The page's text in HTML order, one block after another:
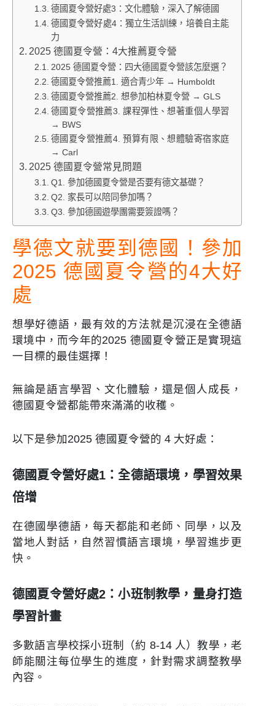
德國夏令營好處3：文化體驗，深入了解德國
德國夏令營好處4：獨立生活訓練，培養自主能
力
2025 德國夏令營：4大推薦夏令營
2025 德國夏令營：四大德國夏令營該怎麼選？
德國夏令營推薦1. 適合青少年 → Humboldt
德國夏令營推薦2. 想參加柏林夏令營 → GLS
德國夏令營推薦3. 課程彈性、想著重個人學習
→ BWS
德國夏令營推薦4. 預算有限、想體驗寄宿家庭
→ Carl
2025 德國夏令營常見問題
Q1. 參加德國夏令營是否要有德文基礎？
Q2. 家長可以陪同參加嗎？
Q3. 參加德國遊學團需要簽證嗎？
學德文就要到德國！參加
2025 德國夏令營的4大好
處
想學好德語，最有效的方法就是沉浸在全德語
環境中，而今年的2025 德國夏令營正是實現這
一目標的最佳選擇！
無論是語言學習、文化體驗，還是個人成長，
德國夏令營都能帶來滿滿的收穫。
以下是參加2025 德國夏令營的 4 大好處：
德國夏令營好處1：全德語環境，學習效果
倍增
在德國學德語，每天都能和老師、同學，以及
當地人對話，自然習慣語言環境，學習進步更
快。
德國夏令營好處2：小班制教學，量身打造
學習計畫
多數語言學校採小班制（約 8-14 人）教學，老
師能關注每位學生的進度，針對需求調整教學
內容。